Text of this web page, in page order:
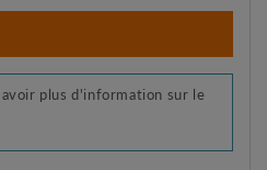
plus d'information sur le